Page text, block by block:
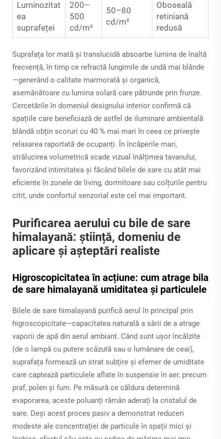
Luminozitat
ea
suprafeței
200–
500
cd/m²
50–80
cd/m²
Oboseală
retiniană
redusă
Suprafața lor mată și translucidă absoarbe lumina de înaltă
frecvență, în timp ce refractă lungimile de undă mai blânde
—generând o calitate marmorată și organică,
asemănătoare cu lumina solară care pătrunde prin frunze.
Cercetările în domeniul designului interior confirmă că
spațiile care beneficiază de astfel de iluminare ambientală
blândă obțin scoruri cu 40 % mai mari în ceea ce privește
relaxarea raportată de ocupanți. În încăperile mari,
strălucirea volumetrică scade vizual înălțimea tavanului,
favorizând intimitatea și făcând bilele de sare cu atât mai
eficiente în zonele de living, dormitoare sau colțurile pentru
citit, unde confortul senzorial este cel mai important.
Purificarea aerului cu bile de sare
himalayană: știință, domeniu de
aplicare și așteptări realiste
Higroscopicitatea în acțiune: cum atrage bila
de sare himalayană umiditatea și particulele
Bilele de sare himalayană purifică aerul în principal prin
higroscopicitate—capacitatea naturală a sârii de a atrage
vaporii de apă din aerul ambiant. Când sunt ușor încălzite
(de o lampă cu putere scăzută sau o lumânare de ceai),
suprafața formează un strat subțire și efemer de umiditate
care captează particulele aflate în suspensie în aer, precum
praf, polen și fum. Pe măsură ce căldura determină
evaporarea, aceste poluanți rămân aderați la cristalul de
sare. Deși acest proces pasiv a demonstrat reduceri
modeste ale concentrației de particule în spații mici și